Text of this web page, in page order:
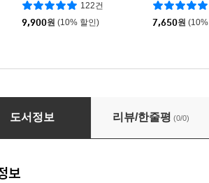
122건
9,900원 (10% 할인) 7,650원
스토리 5 : 디즈니 픽사 애니메이션 그림책
도서정보 리뷰/한줄평 (0/0)
보